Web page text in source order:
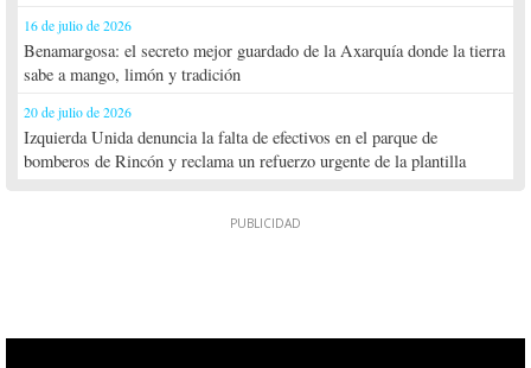
16 de julio de 2026
Benamargosa: el secreto mejor guardado de la Axarquía donde la tierra
sabe a mango, limón y tradición
20 de julio de 2026
Izquierda Unida denuncia la falta de efectivos en el parque de
bomberos de Rincón y reclama un refuerzo urgente de la plantilla